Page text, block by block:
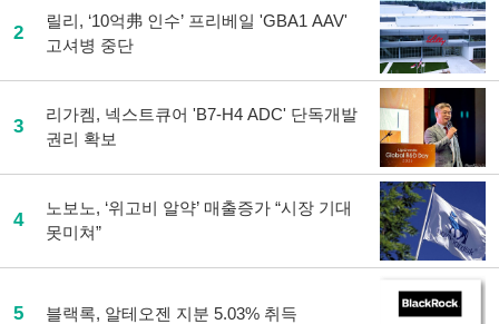
2
릴리, ‘10억弗 인수’ 프리베일 'GBA1 AAV'
고셔병 중단
3
리가켐, 넥스트큐어 'B7-H4 ADC' 단독개발
권리 확보
4
노보노, ‘위고비 알약’ 매출증가 “시장 기대
못미쳐”
5 블랙록, 알테오젠 지분 5.03% 취득